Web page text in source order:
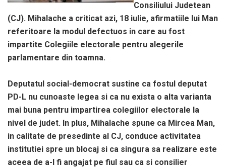
Consiliului Judetean
(CJ). Mihalache a criticat azi, 18 iulie, afirmatiile lui Man
referitoare la modul defectuos in care au fost
impartite Colegiile electorale pentru alegerile
parlamentare din toamna.
Deputatul social-democrat sustine ca fostul deputat
PD-L nu cunoaste legea si ca nu exista o alta varianta
mai buna pentru impartirea colegiilor electorale la
nivel de judet. In plus, Mihalache spune ca Mircea Man,
in calitate de presedinte al CJ, conduce activitatea
institutiei spre un blocaj si ca singura sa realizare este
aceea de a-l fi angajat pe fiul sau ca si consilier